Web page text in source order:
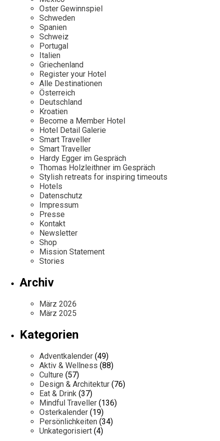
Mexico
Niederlande
Österreich
Portugal
Schweden
Spanien
Schweiz
Persönlichkeiten
Our Story
Career
Kontakt
Impressum
Oster Gewinnspiel
Schweden
Spanien
Schweiz
Portugal
Italien
Griechenland
Register your Hotel
Alle Destinationen
Österreich
Deutschland
Kroatien
Become a Member Hotel
Hotel Detail Galerie
Smart Traveller
Smart Traveller
Hardy Egger im Gespräch
Thomas Holzleithner im Gespräch
Stylish retreats for inspiring timeouts
Hotels
Datenschutz
Impressum
Presse
Kontakt
Newsletter
Shop
Mission Statement
Stories
Archiv
März 2026
März 2025
Kategorien
Adventkalender (49)
Aktiv & Wellness (88)
Culture (57)
Design & Architektur (76)
Eat & Drink (37)
Mindful Traveller (136)
Osterkalender (19)
Persönlichkeiten (34)
Unkategorisiert (4)